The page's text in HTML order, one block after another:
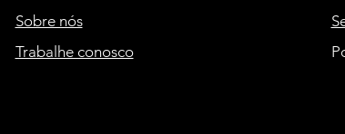
Sobre nós
Trabalhe conosco